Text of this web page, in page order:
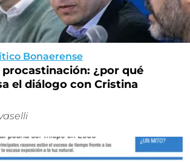
Bonaerense
¿por qué
el diálogo con Cristina